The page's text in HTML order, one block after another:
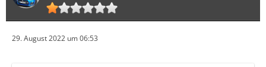
29. August 2022 um 06:53